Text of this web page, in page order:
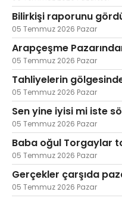
Bilirkişi raporunu
05 Temmuz 2026 Pazar
Arapçeşme
05 Temmuz 2026 Pazar
Tahliyelerin
05 Temmuz 2026 Pazar
Sen yine iyisi mi iste
05 Temmuz 2026 Pazar
Baba oğul Torgaylar
05 Temmuz 2026 Pazar
Gerçekler çarşıda
05 Temmuz 2026 Pazar